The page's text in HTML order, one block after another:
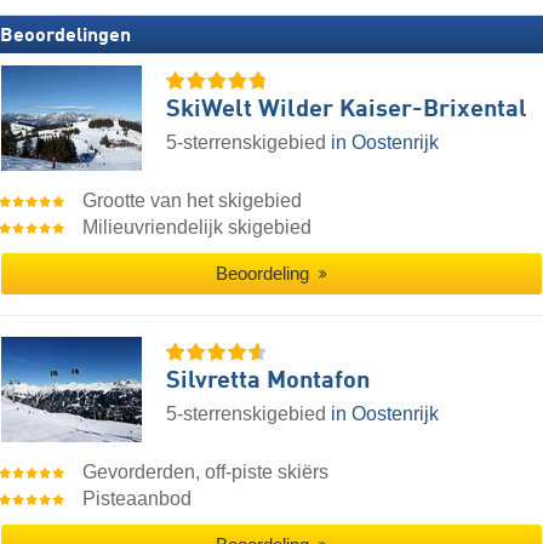
Beoordelingen
SkiWelt Wilder Kaiser-Brixental
5-sterrenskigebied in Oostenrijk
Grootte van het skigebied
Milieuvriendelijk skigebied
Beoordeling
Silvretta Montafon
5-sterrenskigebied in Oostenrijk
Gevorderden, off-piste skiërs
Pisteaanbod